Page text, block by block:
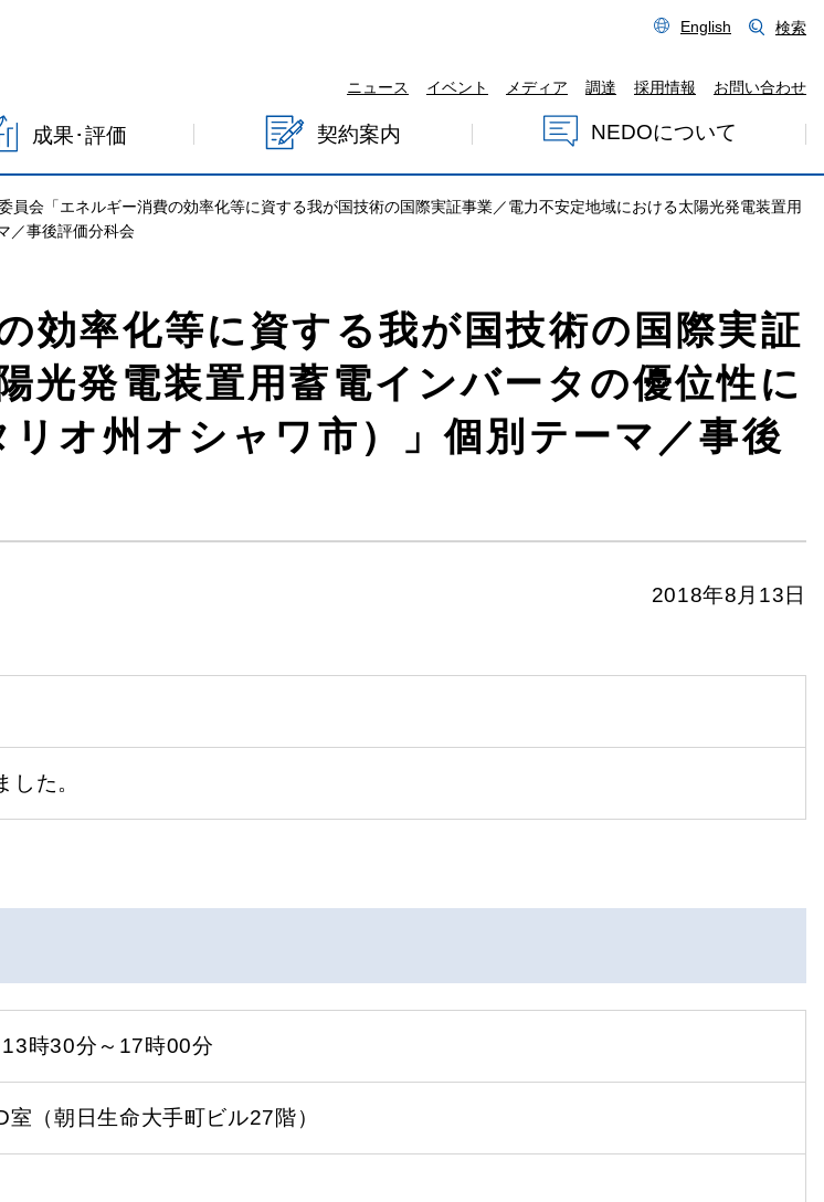
English 検索
ニュース イベント メディア 調達 採用情報 お問い合わせ
成果･評価 契約案内 NEDOについて
員会「エネルギー消費の効率化等に資する我が国技術の国際実証事業／電力不安定地域における太陽光発電装置用
／事後評価分科会
効率化等に資する我が国技術の国際実証
光発電装置用蓄電インバータの優位性に
オ州オシャワ市）」個別テーマ／事後
2018年8月13日
た。
時30分～17時00分
（朝日生命大手町ビル27階）